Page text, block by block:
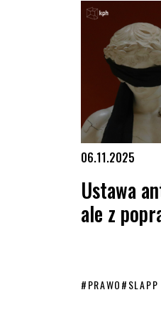
06.11.2025
Ustawa
ale z
#PRAWO#SLAPP